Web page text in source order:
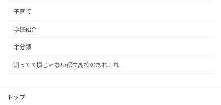
子育て
学校紹介
未分類
知ってて損じゃない都立高校のあれこれ
トップ